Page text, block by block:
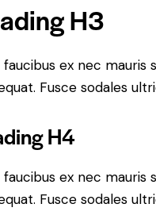
H3
faucibus ex nec mauris
Fusce sodales
H4
faucibus ex nec mauris
Fusce sodales